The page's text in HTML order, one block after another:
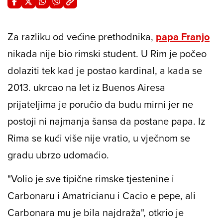
Za razliku od većine prethodnika, papa Franjo
nikada nije bio rimski student. U Rim je počeo
dolaziti tek kad je postao kardinal, a kada se
2013. ukrcao na let iz Buenos Airesa
prijateljima je poručio da budu mirni jer ne
postoji ni najmanja šansa da postane papa. Iz
Rima se kući više nije vratio, u vječnom se
gradu ubrzo udomaćio.
"Volio je sve tipične rimske tjestenine i
Carbonaru i Amatricianu i Cacio e pepe, ali
Carbonara mu je bila najdraža", otkrio je